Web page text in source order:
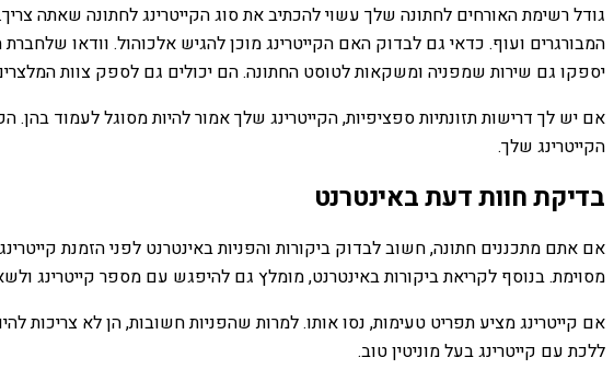
גודל רשימת האורחים לחתונה שלך עשוי להכתיב את סוג הקייטרינג לחתונה שאתה
המבורגרים ועוף. כדאי גם לבדוק האם הקייטרינג מוכן להגיש אלכוהול. וודאו
יספקו גם שירות שמפניה ומשקאות לטוסט החתונה. הם יכולים גם לספק צוות
אם יש לך דרישות תזונתיות ספציפיות, הקייטרינג שלך אמור להיות מסוגל לעמוד
הקייטרינג שלך.
בדיקת חוות דעת באינטרנט
אם אתם מתכננים חתונה, חשוב לבדוק ביקורות והפניות באינטרנט לפני הזמנת
מסוימת. בנוסף לקריאת ביקורות באינטרנט, מומלץ גם להיפגש עם מספר קייטרינג
אם קייטרינג מציע תפריט טעימות, נסו אותו. למרות שהפניות חשובות, הן לא צריכות
ללכת עם קייטרינג בעל מוניטין טוב.